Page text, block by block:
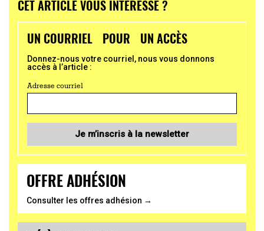
CET ARTICLE VOUS INTÉRESSE ?
UN COURRIEL POUR UN ACCÈS
Donnez-nous votre courriel, nous vous donnons
accès à l’article :
Adresse courriel
Je m’inscris à la newsletter
OFFRE ADHÉSION
Consulter les offres adhésion →